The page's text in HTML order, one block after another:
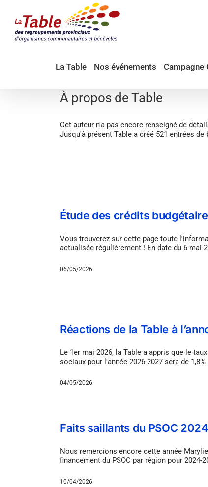
contenu
La Table Nos événements Campagne
À propos de Table
Cet auteur n'a pas encore renseigné de
Jusqu'à présent Table a créé 521 entrées de
Étude des crédits
Vous trouverez sur cette page toute
actualisée régulièrement ! En date du 6 mai
06/05/2026
Réactions de la Table à
Le 1er mai 2026, la Table a appris que le
sociaux pour l'année 2026-2027 sera de 1,8%
04/05/2026
Faits saillants du PSOC
Nous remercions encore cette année
financement du PSOC par région pour 2024-
10/04/2026